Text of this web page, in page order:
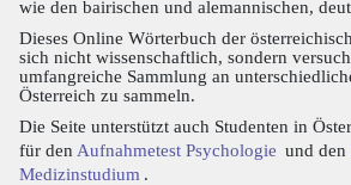
wie den bairischen und alemannischen,
Dieses Online Wörterbuch der
sich nicht wissenschaftlich, sondern
umfangreiche Sammlung an
Österreich zu sammeln.
Die Seite unterstützt auch Studenten in
für den Aufnahmetest Psychologie und den
Medizinstudium .